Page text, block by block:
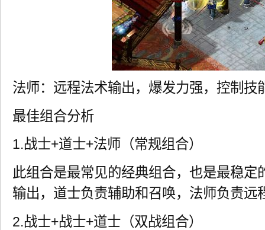
法师：远程法术输出，爆发力强，控制技
最佳组合分析
1.战士+道士+法师（常规组合）
此组合是最常见的经典组合，也是最稳定
输出，道士负责辅助和召唤，法师负责远
2.战士+战士+道士（双战组合）